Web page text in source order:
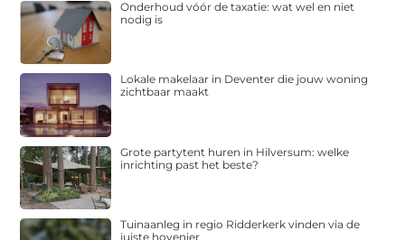
Onderhoud vóór de taxatie: wat wel en niet
nodig is
Lokale makelaar in Deventer die jouw woning
zichtbaar maakt
Grote partytent huren in Hilversum: welke
inrichting past het beste?
Tuinaanleg in regio Ridderkerk vinden via de
juiste hovenier